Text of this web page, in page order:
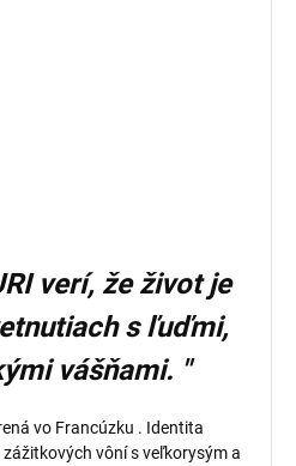
verí, že život je
s ľuďmi,
vášňami. "
vo Francúzku . Identita
vôní s veľkorysým a